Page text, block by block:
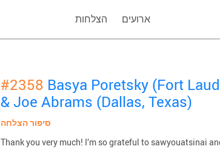
הצלחות ארועים
#2358 Basya Poretsky (Fort
& Joe Abrams (Dallas, Texas)
סיפור הצלחה
Thank you very much! I’m so grateful to sawyouatsinai